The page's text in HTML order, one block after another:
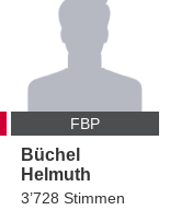
FBP
Büchel
Helmuth
3’728 Stimmen